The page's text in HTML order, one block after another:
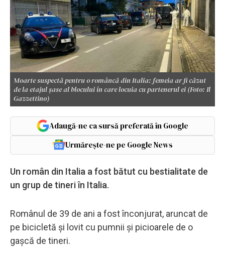
Moarte suspectă pentru o româncă din Italia: femeia ar fi căzut
de la etajul șase al blocului în care locuia cu partenerul ei (Foto: Il
Gazzettino)
Adaugă-ne ca sursă preferată în Google
Urmărește-ne pe Google News
Un român din Italia a fost bătut cu bestialitate de
un grup de tineri în Italia.
Românul de 39 de ani a fost înconjurat, aruncat de
pe bicicletă și lovit cu pumnii și picioarele de o
gașcă de tineri.